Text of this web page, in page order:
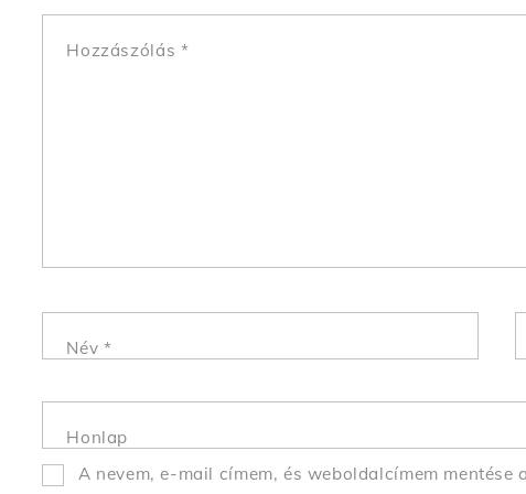
Hozzászólás *
Név *
Honlap
A nevem, e-mail címem, és weboldalcímem